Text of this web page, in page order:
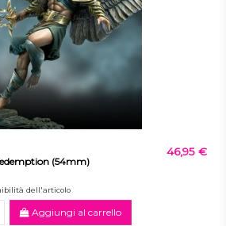
(54mm)
46,95 €
dell'articolo
Aggiungi al carrello